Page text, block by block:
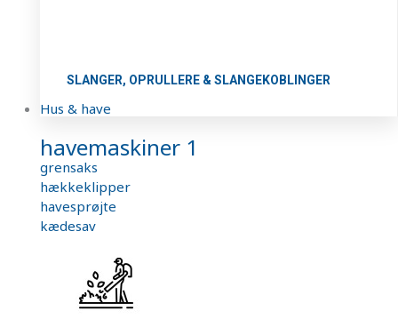
SLANGER, OPRULLERE & SLANGEKOBLINGER
Hus & have
havemaskiner 1
grensaks
hækkeklipper
havesprøjte
kædesav